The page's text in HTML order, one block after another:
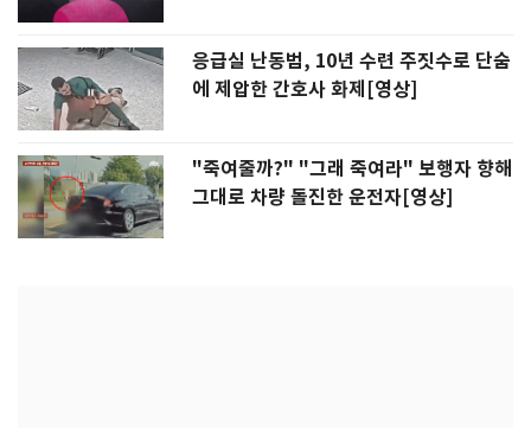
응급실 난동범, 10년 수련 주짓수로 단숨
에 제압한 간호사 화제[영상]
"죽여줄까?" "그래 죽여라" 보행자 향해
그대로 차량 돌진한 운전자[영상]